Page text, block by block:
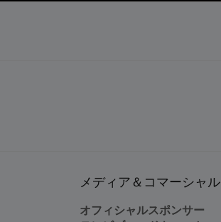
メディア＆コマーシャル
オフィシャルスポンサー